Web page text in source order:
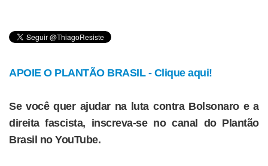
APOIE O PLANTÃO BRASIL - Clique aqui!
Se você quer ajudar na luta contra Bolsonaro e a
direita fascista, inscreva-se no canal do Plantão
Brasil no YouTube.